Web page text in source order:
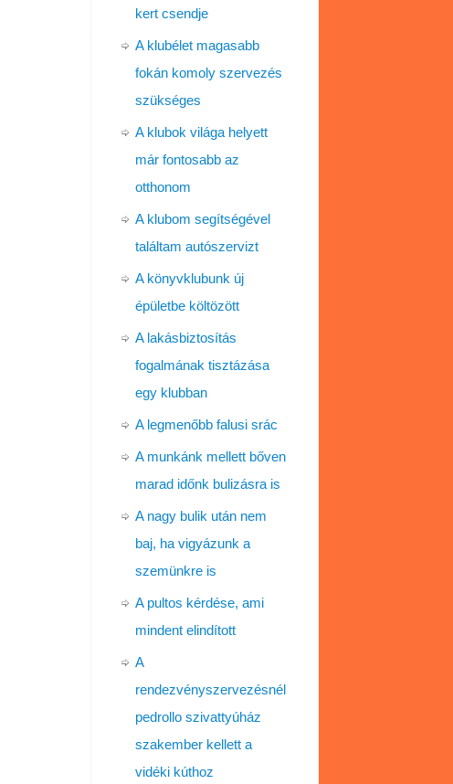
kert csendje
A klubélet magasabb
fokán komoly szervezés
szükséges
A klubok világa helyett
már fontosabb az
otthonom
A klubom segítségével
találtam autószervizt
A könyvklubunk új
épületbe költözött
A lakásbiztosítás
fogalmának tisztázása
egy klubban
A legmenőbb falusi srác
A munkánk mellett bőven
marad időnk bulizásra is
A nagy bulik után nem
baj, ha vigyázunk a
szemünkre is
A pultos kérdése, ami
mindent elindított
A
rendezvényszervezésnél
pedrollo szivattyúház
szakember kellett a
vidéki kúthoz